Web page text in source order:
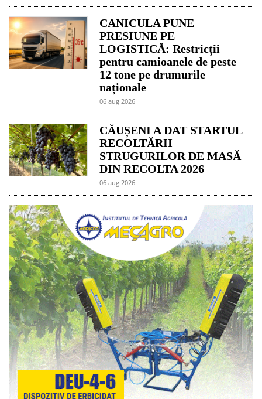
CANICULA PUNE
PRESIUNE PE
LOGISTICĂ: Restricții
pentru camioanele de peste
12 tone pe drumurile
naționale
06 aug 2026
CĂUȘENI A DAT STARTUL
RECOLTĂRII
STRUGURILOR DE MASĂ
DIN RECOLTA 2026
06 aug 2026